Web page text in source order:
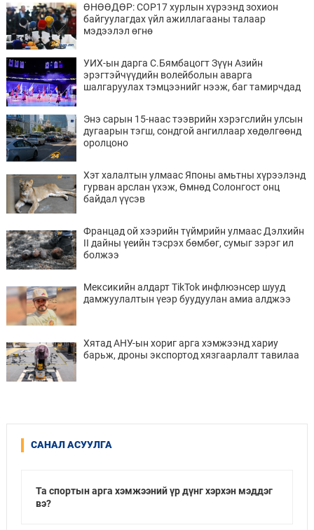
ӨНӨӨДӨР: COP17 хурлын хүрээнд зохион
байгуулагдах үйл ажиллагааны талаар
мэдээлэл өгнө
УИХ-ын дарга С.Бямбацогт Зүүн Азийн
эрэгтэйчүүдийн волейболын аварга
шалгаруулах тэмцээнийг нээж, баг тамирчдад
Энэ сарын 15-наас тээврийн хэрэгслийн улсын
дугаарын тэгш, сондгой ангиллаар хөдөлгөөнд
оролцоно
Хэт халалтын улмаас Японы амьтны хүрээлэнд
гурван арслан үхэж, Өмнөд Солонгост онц
байдал үүсэв
Францад ой хээрийн түймрийн улмаас Дэлхийн
II дайны үеийн тэсрэх бөмбөг, сумыг зэрэг ил
болжээ
Мексикийн алдарт TikTok инфлюэнсер шууд
дамжуулалтын үеэр буудуулан амиа алджээ
Хятад АНУ-ын хориг арга хэмжээнд хариу
барьж, дроны экспортод хязгаарлалт тавилаа
САНАЛ АСУУЛГА
Та спортын арга хэмжээний үр дүнг хэрхэн мэддэг
вэ?